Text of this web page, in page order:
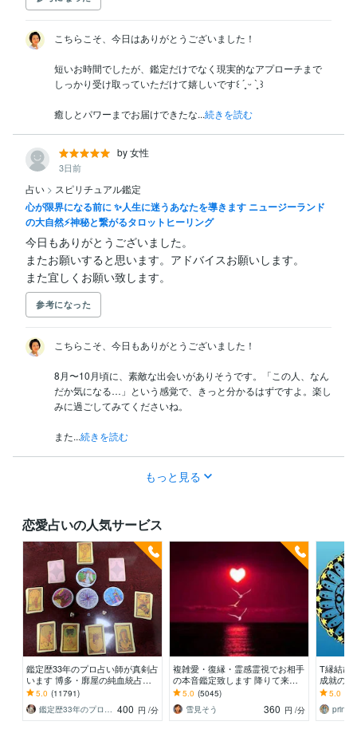
こちらこそ、今日はありがとうございました！
短いお時間でしたが、鑑定だけでなく現実的なアプローチまで
しっかり受け取っていただけて嬉しいです꒰ ´͈ ᵕ `͈ ꒱
癒しとパワーまでお届けできたな...続きを読む
by 女性
3日前
占い > スピリチュアル鑑定
心が限界になる前に ✨人生に迷うあなたを導きます ニュージーランド
の大自然⚡神秘と繋がるタロットヒーリング
今日もありがとうございました。
またお願いすると思います。アドバイスお願いします。
また宜しくお願い致します。
参考になった
こちらこそ、今日もありがとうございました！
8月〜10月頃に、素敵な出会いがありそうです。「この人、なん
だか気になる…」という感覚で、きっと分かるはずですよ。楽し
みに過ごしてみてくださいね。
また...続きを読む
もっと見る
恋愛占いの人気サービス
鑑定歴33年のプロ占い師が真剣占
います 博多・廓屋の純血統占い
祈願師 雷鳥
5.0 (11791)
鑑定歴33年のプロ占い師 雷鳥 400 円 /分
複雑愛・復縁・霊感霊視でお相手
の本音鑑定致します 降りて来た
言葉をそのままお伝えします。
5.0 (5045)
雪見そう
360 円 /分
T縁結び
成就の
思いと
念
5.0